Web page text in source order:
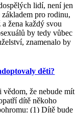
lidí, není jen
pro rodinu,
žena každý svou
by tedy vůbec
znamenalo by
děti?
že nebude mít
dítě někoho
(1) Dítě bude